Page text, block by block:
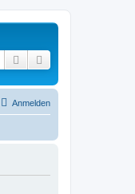
Suche
Anmelden